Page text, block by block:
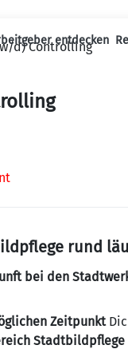
Navigation
entdecken
d) Controlling
rund
bei den
Zeitpunkt
Stadtbildpflege